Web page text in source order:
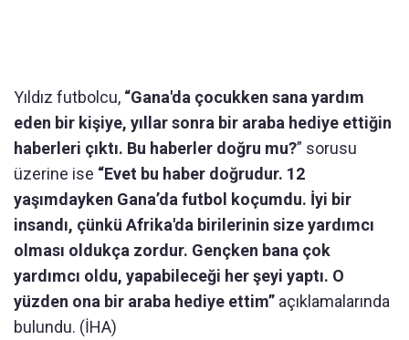
Yıldız futbolcu, “Gana'da çocukken sana yardım
eden bir kişiye, yıllar sonra bir araba hediye ettiğin
haberleri çıktı. Bu haberler doğru mu?” sorusu
üzerine ise “Evet bu haber doğrudur. 12
yaşımdayken Gana’da futbol koçumdu. İyi bir
insandı, çünkü Afrika'da birilerinin size yardımcı
olması oldukça zordur. Gençken bana çok
yardımcı oldu, yapabileceği her şeyi yaptı. O
yüzden ona bir araba hediye ettim” açıklamalarında
bulundu. (İHA)